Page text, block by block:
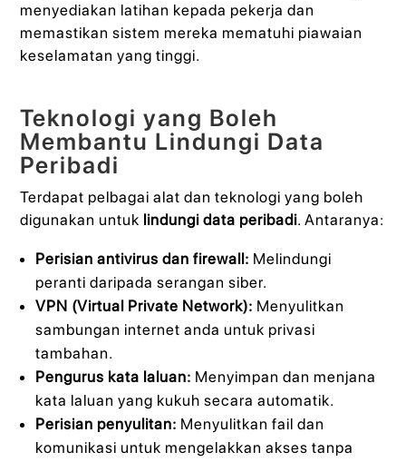
menyediakan latihan kepada pekerja dan
memastikan sistem mereka mematuhi piawaian
keselamatan yang tinggi.
Teknologi yang Boleh
Membantu Lindungi Data
Peribadi
Terdapat pelbagai alat dan teknologi yang boleh
digunakan untuk lindungi data peribadi. Antaranya:
Perisian antivirus dan firewall: Melindungi
peranti daripada serangan siber.
VPN (Virtual Private Network): Menyulitkan
sambungan internet anda untuk privasi
tambahan.
Pengurus kata laluan: Menyimpan dan menjana
kata laluan yang kukuh secara automatik.
Perisian penyulitan: Menyulitkan fail dan
komunikasi untuk mengelakkan akses tanpa